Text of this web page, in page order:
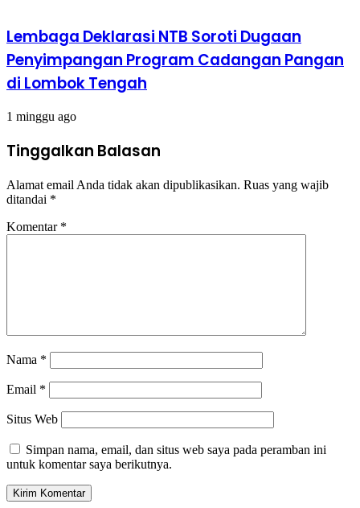
Lembaga Deklarasi NTB Soroti Dugaan
Penyimpangan Program Cadangan Pangan
di Lombok Tengah
1 minggu ago
Tinggalkan Balasan
Alamat email Anda tidak akan dipublikasikan. Ruas yang wajib
ditandai *
Komentar *
Nama *
Email *
Situs Web
Simpan nama, email, dan situs web saya pada peramban ini
untuk komentar saya berikutnya.